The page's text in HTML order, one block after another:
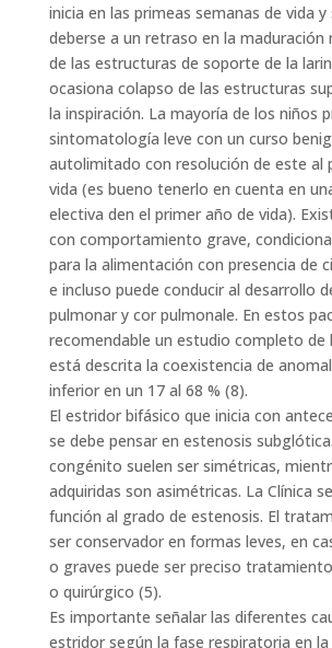
inicia en las primeas semanas de vida y
deberse a un retraso en la maduración
de las estructuras de soporte de la
ocasiona colapso de las estructuras
la inspiración. La mayoría de los niños
sintomatología leve con un curso
autolimitado con resolución de este al
vida (es bueno tenerlo en cuenta en
electiva den el primer año de vida).
con comportamiento grave,
para la alimentación con presencia de
e incluso puede conducir al desarrollo
pulmonar y cor pulmonale. En estos
recomendable un estudio completo de
está descrita la coexistencia de
inferior en un 17 al 68 % (8).
El estridor bifásico que inicia con
se debe pensar en estenosis
congénito suelen ser simétricas,
adquiridas son asimétricas. La Clínica
función al grado de estenosis. El
ser conservador en formas leves, en
o graves puede ser preciso
o quirúrgico (5).
Es importante señalar las diferentes
estridor según la fase respiratoria en